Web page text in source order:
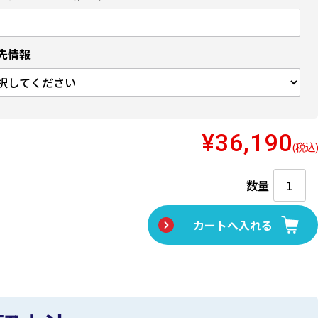
情報
¥36,190(税込)
数量